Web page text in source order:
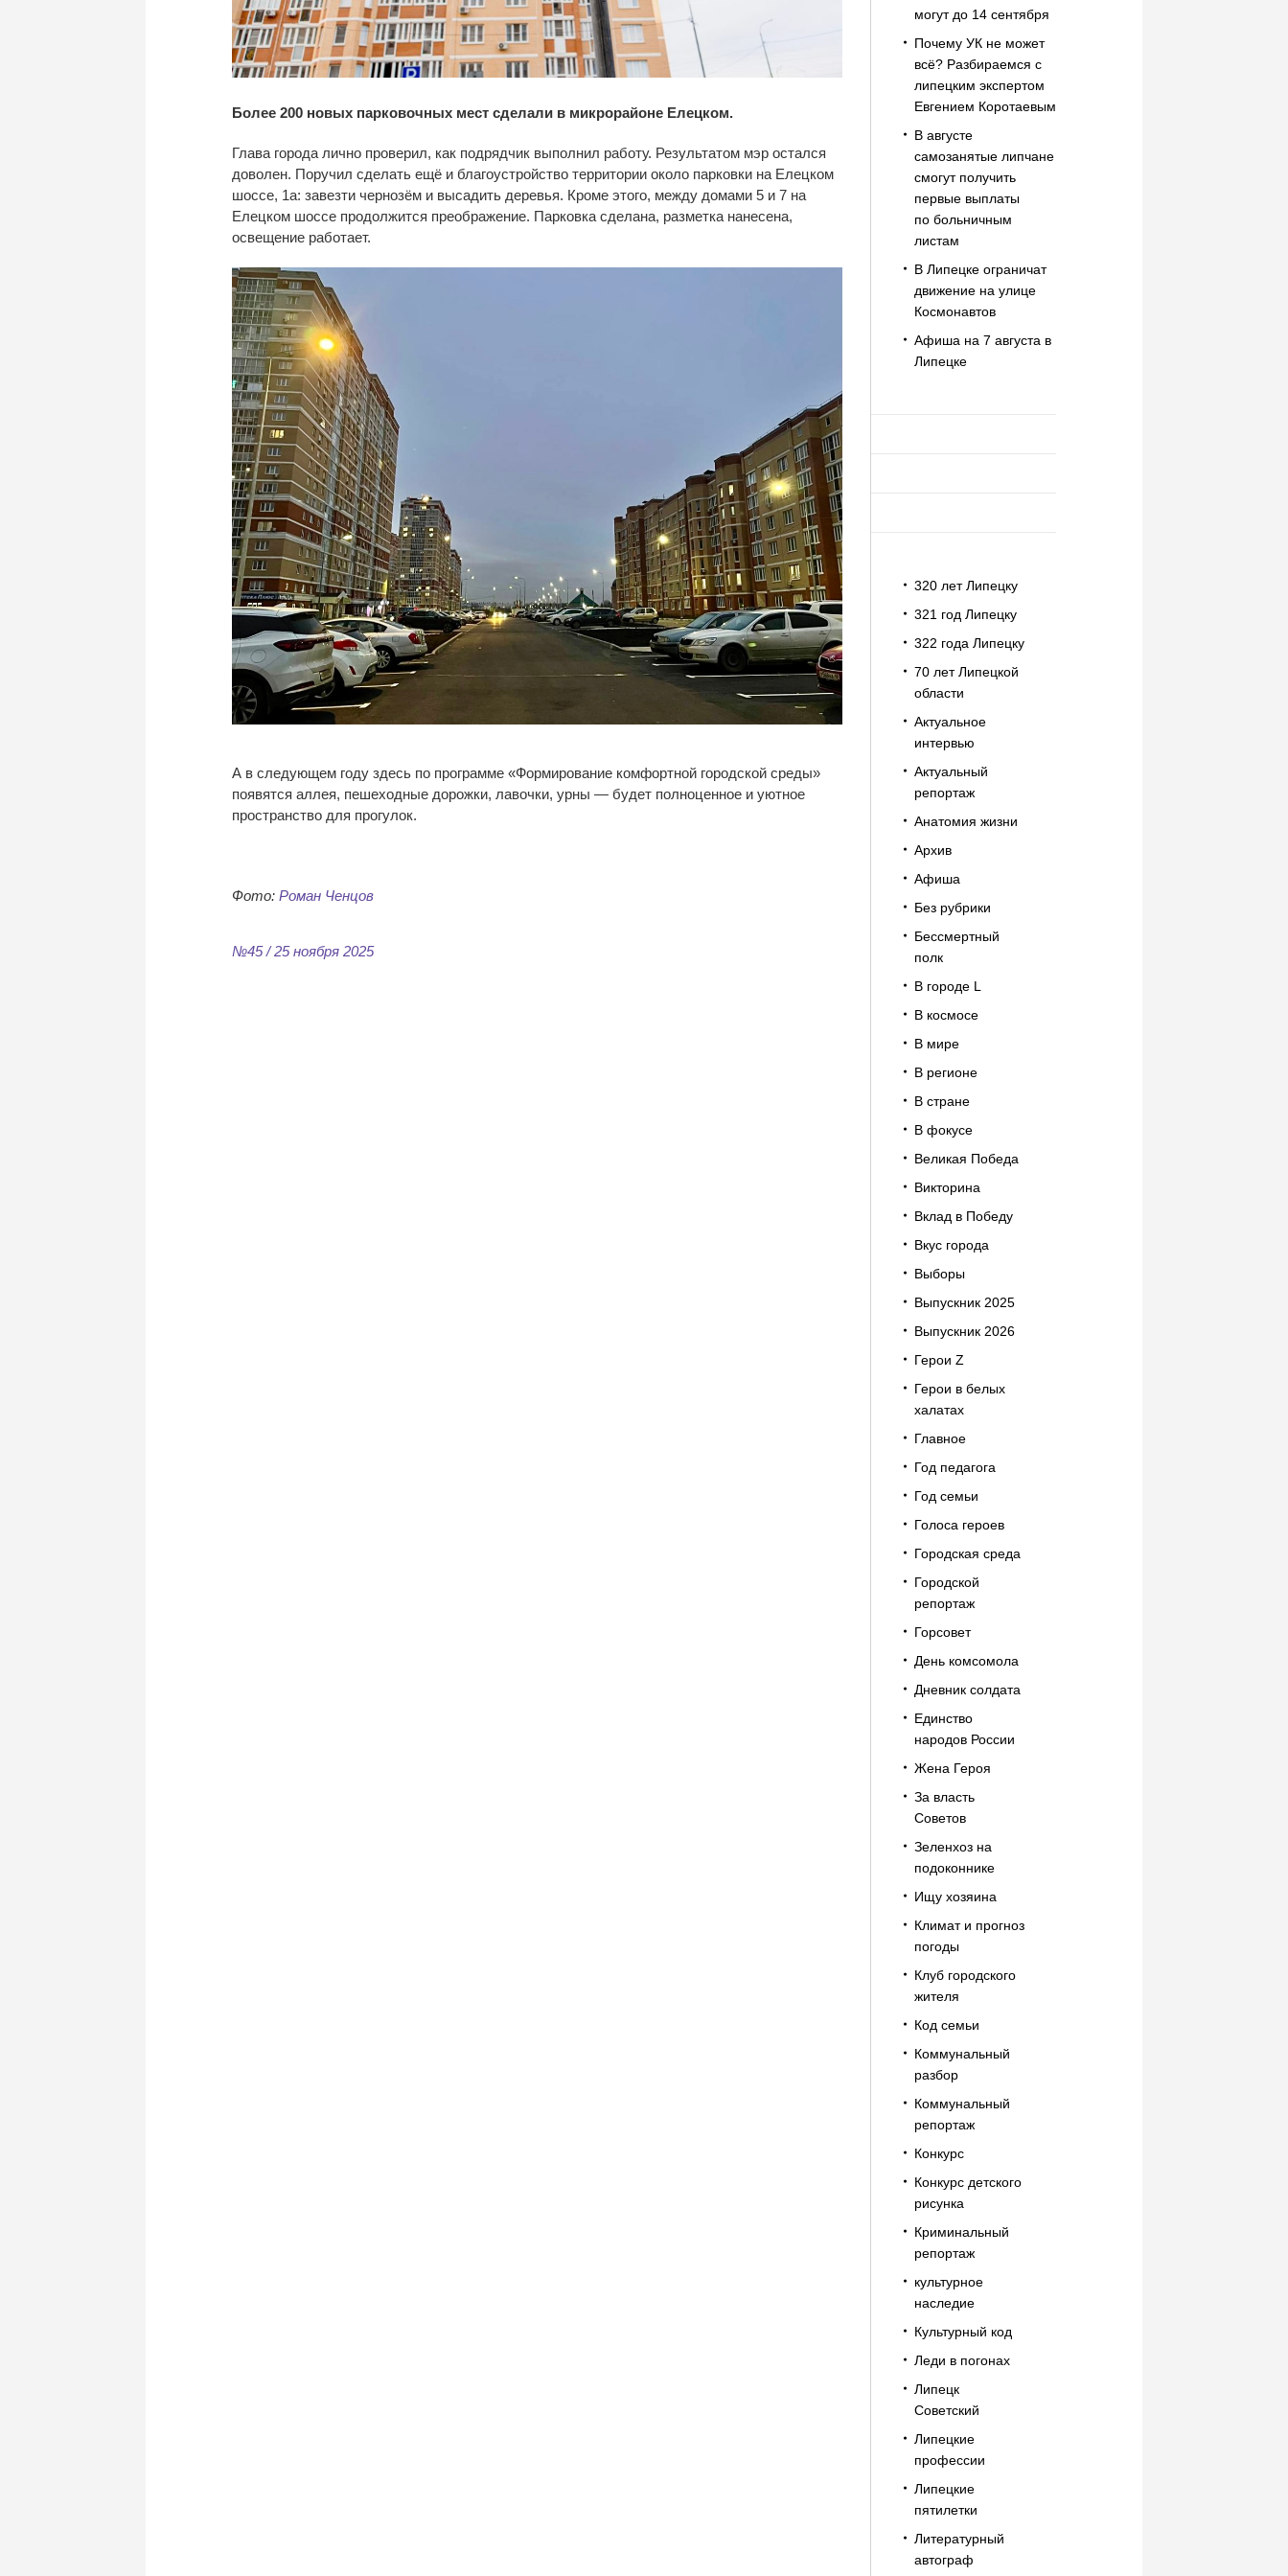
Более 200 новых парковочных мест сделали в микрорайоне Елецком.
Глава города лично проверил, как подрядчик выполнил работу. Результатом мэр остался
доволен. Поручил сделать ещё и благоустройство территории около парковки на Елецком
шоссе, 1а: завезти чернозём и высадить деревья. Кроме этого, между домами 5 и 7 на
Елецком шоссе продолжится преображение. Парковка сделана, разметка нанесена,
освещение работает.
А в следующем году здесь по программе «Формирование комфортной городской среды»
появятся аллея, пешеходные дорожки, лавочки, урны — будет полноценное и уютное
пространство для прогулок.
Фото: Роман Ченцов
№45 / 25 ноября 2025
могут до 14 сентября
Почему УК не может
всё? Разбираемся с
липецким экспертом
Евгением Коротаевым
В августе
самозанятые липчане
смогут получить
первые выплаты
по больничным
листам
В Липецке ограничат
движение на улице
Космонавтов
Афиша на 7 августа в
Липецке
320 лет Липецку
321 год Липецку
322 года Липецку
70 лет Липецкой
области
Актуальное
интервью
Актуальный
репортаж
Анатомия жизни
Архив
Афиша
Без рубрики
Бессмертный
полк
В городе L
В космосе
В мире
В регионе
В стране
В фокусе
Великая Победа
Викторина
Вклад в Победу
Вкус города
Выборы
Выпускник 2025
Выпускник 2026
Герои Z
Герои в белых
халатах
Главное
Год педагога
Год семьи
Голоса героев
Городская среда
Городской
репортаж
Горсовет
День комсомола
Дневник солдата
Единство
народов России
Жена Героя
За власть
Советов
Зеленхоз на
подоконнике
Ищу хозяина
Климат и прогноз
погоды
Клуб городского
жителя
Код семьи
Коммунальный
разбор
Коммунальный
репортаж
Конкурс
Конкурс детского
рисунка
Криминальный
репортаж
культурное
наследие
Культурный код
Леди в погонах
Липецк
Советский
Липецкие
профессии
Липецкие
пятилетки
Литературный
автограф